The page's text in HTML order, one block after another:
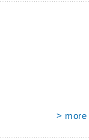
> more